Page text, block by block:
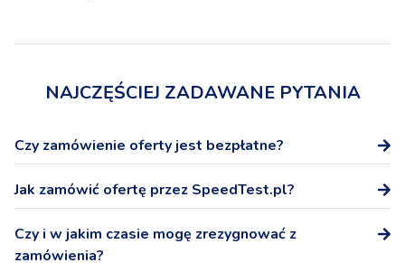
NAJCZĘŚCIEJ ZADAWANE PYTANIA
Czy zamówienie oferty jest bezpłatne?
Tak, zamówienie oferty na stronie SpeedTest.pl nie wiąże
się z żadnymi dodatkowymi kosztami.
Jak zamówić ofertę przez SpeedTest.pl?
Po wybraniu oferty podaj numer telefonu, a przedstawicel
Operatora skontaktuje się z Tobą niezwłocznie w celu
Czy i w jakim czasie mogę zrezygnować z
zamówienia?